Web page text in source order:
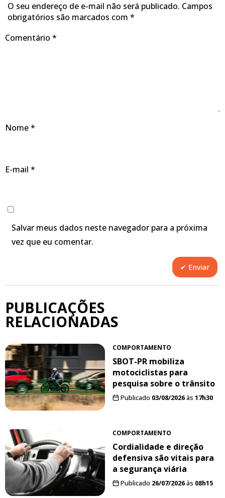
O seu endereço de e-mail não será publicado. Campos
obrigatórios são marcados com *
Comentário *
Nome*
E-mail *
Salvar meus dados neste navegador para a próxima
vez que eu comentar.
PUBLICAÇÕES
RELACIONADAS
COMPORTAMENTO
SBOT-PR mobiliza
motociclistas para
pesquisa sobre o trânsito
Publicado 03/08/2026às 17h30
COMPORTAMENTO
Cordialidade e direção
defensiva são vitais para
a segurança viária
Publicado 26/07/2026às 08h15